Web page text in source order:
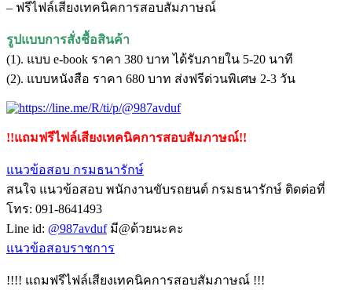
– ฟรีไฟล์เสียงเทคนิคการสอบสัมภาษณ์
รูปแบบการสั่งชื้อสินค้า
(1). แบบ e-book ราคา 380 บาท ได้รับภายใน 5-20 นาที
(2). แบบหนังสือ ราคา 680 บาท ส่งฟรีด่วนพิเศษ 2-3 วัน
!!แถมฟรีไฟล์เสียงเทคนิคการสอบสัมภาษณ์!!
แนวข้อสอบ กรมธนารักษ์
สนใจ แนวข้อสอบ พนักงานขับรถยนต์ กรมธนารักษ์ ติดต่อที่
โทร: 091-8641493
Line id: @987avdufมี@ด้วยนะคะ
แนวข้อสอบราชการ
!!!! แถมฟรีไฟล์เสียงเทคนิคการสอบสัมภาษณ์ !!!